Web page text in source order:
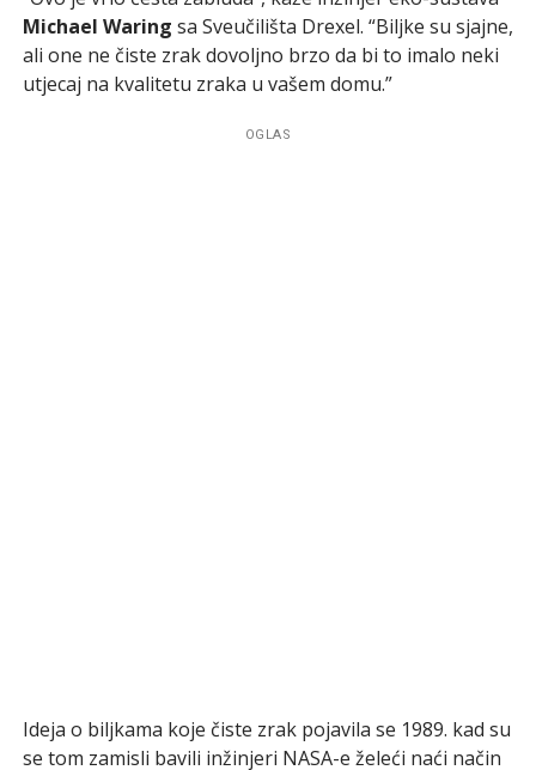
Michael Waring sa Sveučilišta Drexel. “Biljke su sjajne,
ali one ne čiste zrak dovoljno brzo da bi to imalo neki
utjecaj na kvalitetu zraka u vašem domu.”
OGLAS
Ideja o biljkama koje čiste zrak pojavila se 1989. kad su
se tom zamisli bavili inžinjeri NASA-e želeći naći način